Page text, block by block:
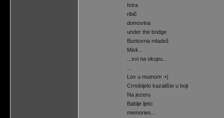
Istra
ribič
domovina
under the bridge
Buntovna mladež
Misli...
...svi na okupu...
Lov u mutnom :•)
Crnobijelo kazalište u boji
Na jezeru
Bablje ljeto
memories...